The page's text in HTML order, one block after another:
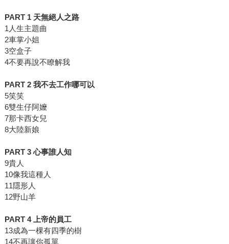
PART 1 天無絕人之路
1人生主題曲
2車掌小姐
3空盒子
4不要再說不瞭解我
PART 2 我不去工作哪可以
5笑笑
6雙生仔阿嬤
7那卡西女兒
8大陸新娘
PART 3 心事誰人知
9貴人
10像我這種人
11隱形人
12野山羊
PART 4 上帝的員工
13成為一棵有四季的樹
14不再讓你孤單